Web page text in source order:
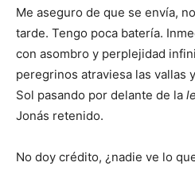
Me aseguro de que se envía,
tarde. Tengo poca batería.
con asombro y perplejidad
peregrinos atraviesa las vallas
Sol pasando por delante de la
Jonás retenido.
No doy crédito, ¿nadie ve lo